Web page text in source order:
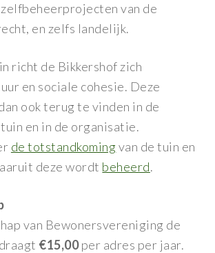
van de
en zelfs landelijk.
richt de Bikkershof zich
en sociale cohesie. Deze
ook terug te vinden in de
en in de organisatie.
de totstandkoming van de tuin en
deze wordt beheerd.
van Bewonersvereniging de
€15,00per adres per jaar.